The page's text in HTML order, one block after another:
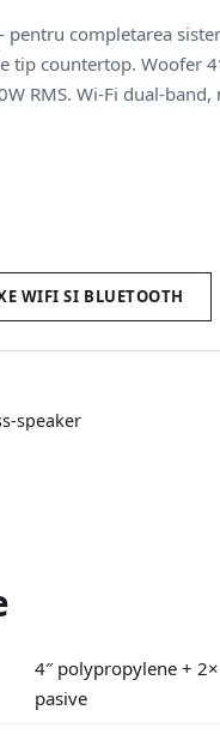
pentru completarea
tip countertop. Woofer
RMS. Wi-Fi dual-
WIFI SI BLUETOOTH
speaker
4″ polypropylene +
pasive